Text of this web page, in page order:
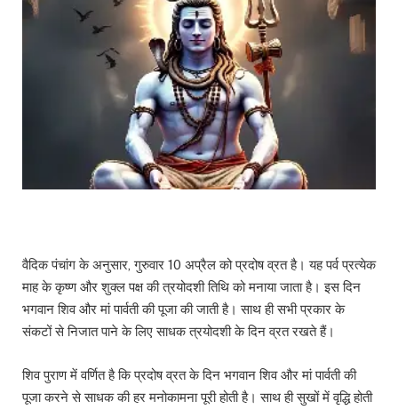
वैदिक पंचांग के अनुसार, गुरुवार 10 अप्रैल को प्रदोष व्रत है। यह पर्व प्रत्येक
माह के कृष्ण और शुक्ल पक्ष की त्रयोदशी तिथि को मनाया जाता है। इस दिन
भगवान शिव और मां पार्वती की पूजा की जाती है। साथ ही सभी प्रकार के
संकटों से निजात पाने के लिए साधक त्रयोदशी के दिन व्रत रखते हैं।
शिव पुराण में वर्णित है कि प्रदोष व्रत के दिन भगवान शिव और मां पार्वती की
पूजा करने से साधक की हर मनोकामना पूरी होती है। साथ ही सुखों में वृद्धि होती